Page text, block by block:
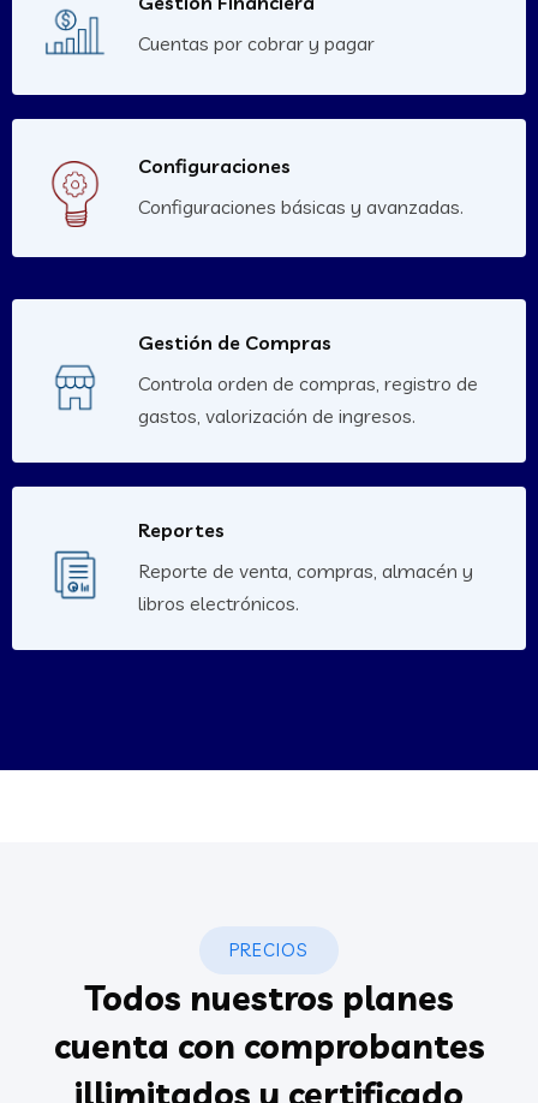
Cuentas por cobrar y pagar
Configuraciones
Configuraciones básicas y avanzadas.
Gestión de Compras
Controla orden de compras, registro de
gastos, valorización de ingresos.
Reportes
Reporte de venta, compras, almacén y
libros electrónicos.
PRECIOS
Todos nuestros planes
cuenta con comprobantes
illimitados y certificado